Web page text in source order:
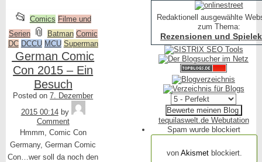
📂 This
entry
was
posted
in
Comics Filme und
Serien
📎 and
tagged
Batman Comic
DC DCCU MCU Superman
German Comic
Con 2015 – Ein
Besuch
Posted on 7. Dezember
2015 00:14 by
Comment
Hmmm, Comic Con
Germany, German Comic
Con…wer soll da noch den
Redaktionell ausgewählte
zum Thema:
Rezensionen und
tequilaswelt.de Webutation
Spam wurde blockiert
von Akismetblockiert.